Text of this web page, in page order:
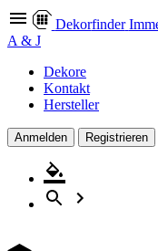
Dekorfinder
A & J
Dekore
Kontakt
Hersteller
Anmelden Registrieren